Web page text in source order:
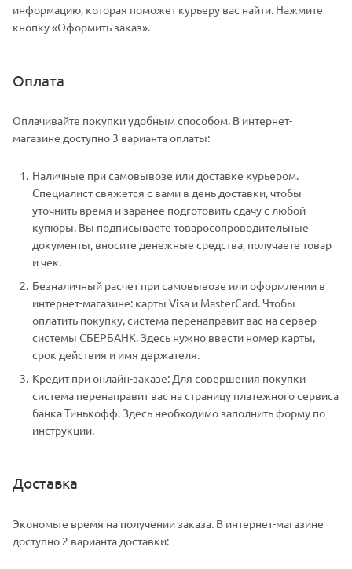
информацию, которая поможет курьеру вас найти. Нажмите
кнопку «Оформить заказ».
Оплата
Оплачивайте покупки удобным способом. В интернет-
магазине доступно 3 варианта оплаты:
Наличные при самовывозе или доставке курьером.
Специалист свяжется с вами в день доставки, чтобы
уточнить время и заранее подготовить сдачу с любой
купюры. Вы подписываете товаросопроводительные
документы, вносите денежные средства, получаете товар
и чек.
Безналичный расчет при самовывозе или оформлении в
интернет-магазине: карты Visa и MasterCard. Чтобы
оплатить покупку, система перенаправит вас на сервер
системы СБЕРБАНК. Здесь нужно ввести номер карты,
срок действия и имя держателя.
Кредит при онлайн-заказе: Для совершения покупки
система перенаправит вас на страницу платежного сервиса
банка Тинькофф. Здесь необходимо заполнить форму по
инструкции.
Доставка
Экономьте время на получении заказа. В интернет-магазине
доступно 2 варианта доставки: